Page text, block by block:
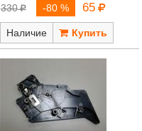
330
-80 % 65
Наличие